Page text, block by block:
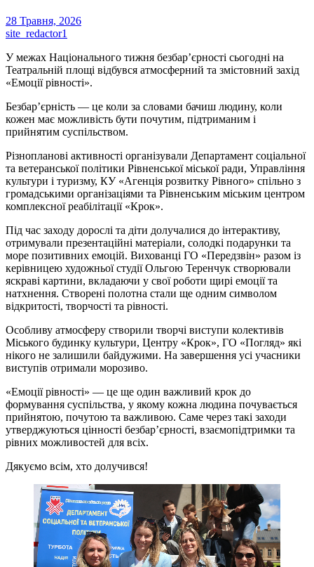
28 Травня, 2026
site_redactor1
У межах Національного тижня безбар’єрності сьогодні на
Театральній площі відбувся атмосферний та змістовний захід
«Емоції рівності».
Безбар’єрність — це коли за словами бачиш людину, коли
кожен має можливість бути почутим, підтриманим і
прийнятим суспільством.
Різнопланові активності організували Департамент соціальної
та ветеранської політики Рівненської міської ради, Управління
культури і туризму, КУ «Агенція розвитку Рівного» спільно з
громадськими організаціями та Рівненським міським центром
комплексної реабілітації «Крок».
Під час заходу дорослі та діти долучалися до інтерактиву,
отримували презентаційні матеріали, солодкі подарунки та
море позитивних емоцій. Вихованці ГО «Передзвін» разом із
керівницею художньої студії Ольгою Теренчук створювали
яскраві картини, вкладаючи у свої роботи щирі емоції та
натхнення. Створені полотна стали ще одним символом
відкритості, творчості та рівності.
Особливу атмосферу створили творчі виступи колективів
Міського будинку культури, Центру «Крок», ГО «Погляд» які
нікого не залишили байдужими. На завершення усі учасники
виступів отримали морозиво.
«Емоції рівності» — це ще один важливий крок до
формування суспільства, у якому кожна людина почувається
прийнятою, почутою та важливою. Саме через такі заходи
утверджуються цінності безбар’єрності, взаємопідтримки та
рівних можливостей для всіх.
Дякуємо всім, хто долучився!